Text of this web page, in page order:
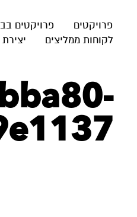
פרויקטים פרויקטים
לקוחות ממליצים